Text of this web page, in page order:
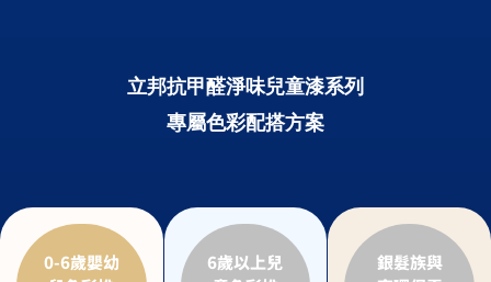
立邦抗甲醛淨味兒童漆系列
專屬色彩配搭方案
0-6歲嬰幼
6歲以上兒
銀髮族與